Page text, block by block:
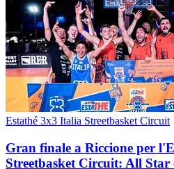
Estathé 3x3 Italia Streetbasket Circuit
Gran finale a Riccione per
Streetbasket Circuit: All